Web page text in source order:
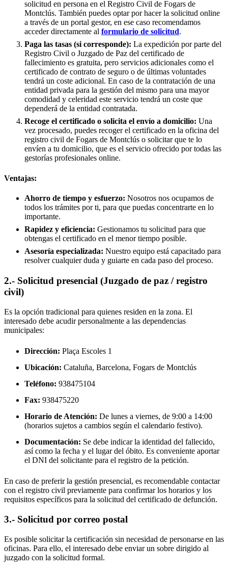
solicitud en persona en el Registro Civil de Fogars de
Montclús. También puedes optar por hacer la solicitud online
a través de un portal gestor, en ese caso recomendamos
acceder directamente al formulario de solicitud.
Paga las tasas (si corresponde): La expedición por parte del
Registro Civil o Juzgado de Paz del certificado de
fallecimiento es gratuita, pero servicios adicionales como el
certificado de contrato de seguro o de últimas voluntades
tendrá un coste adicional. En caso de la contratación de una
entidad privada para la gestión del mismo para una mayor
comodidad y celeridad este servicio tendrá un coste que
dependerá de la entidad contratada.
Recoge el certificado o solicita el envío a domicilio: Una
vez procesado, puedes recoger el certificado en la oficina del
registro civil de Fogars de Montclús o solicitar que te lo
envíen a tu domicilio, que es el servicio ofrecido por todas las
gestorías profesionales online.
Ventajas:
Ahorro de tiempo y esfuerzo: Nosotros nos ocupamos de
todos los trámites por ti, para que puedas concentrarte en lo
importante.
Rapidez y eficiencia: Gestionamos tu solicitud para que
obtengas el certificado en el menor tiempo posible.
Asesoría especializada: Nuestro equipo está capacitado para
resolver cualquier duda y guiarte en cada paso del proceso.
2.- Solicitud presencial (Juzgado de paz / registro
civil)
Es la opción tradicional para quienes residen en la zona. El
interesado debe acudir personalmente a las dependencias
municipales:
Dirección: Plaça Escoles 1
Ubicación: Cataluña, Barcelona, Fogars de Montclús
Teléfono: 938475104
Fax: 938475220
Horario de Atención: De lunes a viernes, de 9:00 a 14:00
(horarios sujetos a cambios según el calendario festivo).
Documentación: Se debe indicar la identidad del fallecido,
así como la fecha y el lugar del óbito. Es conveniente aportar
el DNI del solicitante para el registro de la petición.
En caso de preferir la gestión presencial, es recomendable contactar
con el registro civil previamente para confirmar los horarios y los
requisitos específicos para la solicitud del certificado de defunción.
3.- Solicitud por correo postal
Es posible solicitar la certificación sin necesidad de personarse en las
oficinas. Para ello, el interesado debe enviar un sobre dirigido al
juzgado con la solicitud formal.